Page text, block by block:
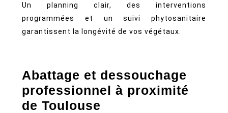
Un planning clair, des interventions
programmées et un suivi phytosanitaire
garantissent la longévité de vos végétaux.
Abattage et dessouchage
professionnel à proximité
de Toulouse